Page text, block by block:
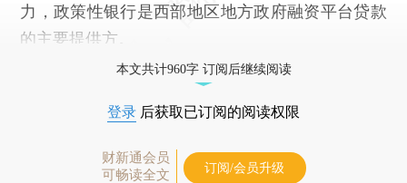
力，政策性银行是西部地区地方政府融资平台贷款
的主要提供方。
本文共计960字 订阅后继续阅读
登录 后获取已订阅的阅读权限
财新通会员
可畅读全文
订阅/会员升级